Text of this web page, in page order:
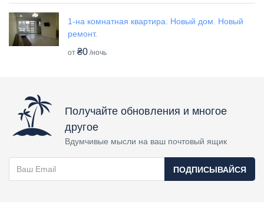
1-на комнатная квартира. Новый дом. Новый
ремонт.
от ₴0 /ночь
Получайте обновления и многое
другое
Вдумчивые мысли на ваш почтовый ящик
ПОДПИСЫВАЙСЯ